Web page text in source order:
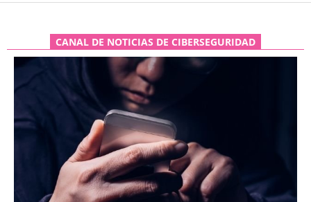
CANAL DE NOTICIAS DE CIBERSEGURIDAD